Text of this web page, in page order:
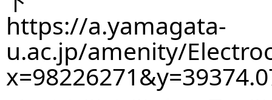
https://a.yamagata-
u.ac.jp/amenity/